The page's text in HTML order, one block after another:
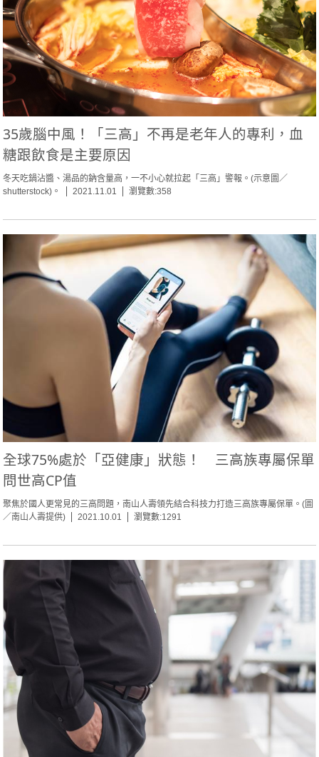
35歲腦中風！「三高」不再是老年人的專利，血
糖跟飲食是主要原因
冬天吃鍋沾醬、湯品的鈉含量高，一不小心就拉起「三高」警報。(示意圖／
shutterstock)。
2021.11.01 瀏覽數:358
全球75%處於「亞健康」狀態！ 三高族專屬保單
問世高CP值
聚焦於國人更常見的三高問題，南山人壽領先結合科技力打造三高族專屬保單。(圖
／南山人壽提供)
2021.10.01 瀏覽數:1291